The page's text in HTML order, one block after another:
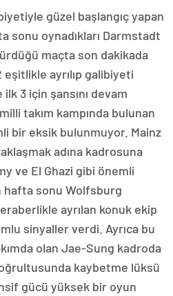
güzel başlangıç yapan
sonu oynadıkları Darmstadt
maçta son dakikada
ayrılıp galibiyeti
3 için şansını devam
takım kampında bulunan
bir eksik bulunmuyor. Mainz
adına kadrosuna
ve El Ghazi gibi önemli
hafta sonu Wolfsburg
ayrılan konuk ekip
sinyaller verdi. Ayrıca bu
olan Jae-Sung kadroda
kaybetme lüksü
gücü yüksek bir oyun